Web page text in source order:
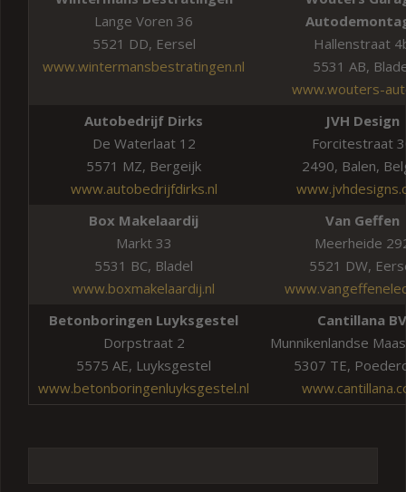
Lange Voren 36
5521 DD, Eersel
www.wintermansbestratingen.nl
Hallenstraat
5531 AB,
www.wouters-
Autobedrijf Dirks
De Waterlaat 12
5571 MZ, Bergeijk
www.autobedrijfdirks.nl
JVH Design
Forcitestraat
2490, Balen,
Box Makelaardij
Markt 33
5531 BC, Bladel
www.boxmakelaardij.nl
Van Geffen
Meerheide
5521 DW,
Betonboringen Luyksgestel
Dorpstraat 2
5575 AE, Luyksgestel
www.betonboringenluyksgestel.nl
Cantillana BV
Munnikenlandse
5307 TE,